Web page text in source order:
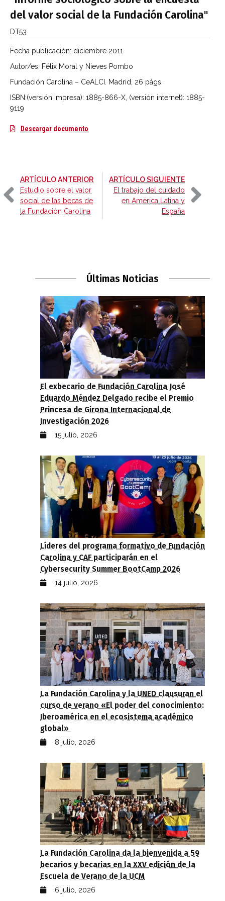
del valor social de la Fundación Carolina"
DT53
Fecha publicación: diciembre 2011
Autor/es: Félix Moral y Nieves Pombo
Fundación Carolina – CeALCI. Madrid, 26 págs.
ISBN:(versión impresa): 1885-866-X, (versión internet): 1885-
9119
Descargar documento
ARTÍCULO ANTERIOR-
Estudio sobre el valor
social de las becas de
la Fundación Carolina
ARTÍCULO SIGUIENTE-
El trabajo del cuidado
en América Latina y
España
Últimas Noticias
El exbecario de Fundación Carolina José
Eduardo Méndez Delgado recibe el Premio
Princesa de Girona Internacional de
Investigación 2026
15 julio, 2026
Líderes del programa formativo de Fundación
Carolina y CAF participarán en el
Cybersecurity Summer BootCamp 2026
14 julio, 2026
La Fundación Carolina y la UNED clausuran el
curso de verano «El poder del conocimiento:
Iberoamérica en el ecosistema académico
global»
8 julio, 2026
La Fundación Carolina da la bienvenida a 59
becarios y becarias en la XXV edición de la
Escuela de Verano de la UCM
6 julio, 2026